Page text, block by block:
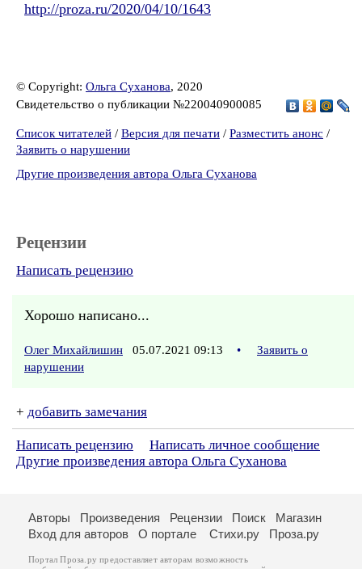
http://proza.ru/2020/04/10/1643
© Copyright: Ольга Суханова, 2020
Свидетельство о публикации №220040900085
Список читателей / Версия для печати / Разместить анонс /
Заявить о нарушении
Другие произведения автора Ольга Суханова
Рецензии
Написать рецензию
Хорошо написано...
Олег Михайлишин 05.07.2021 09:13 •
Заявить о
нарушении
+ добавить замечания
Написать рецензию
Написать личное сообщение
Другие произведения автора Ольга Суханова
Авторы Произведения Рецензии Поиск
Магазин
Вход для авторов
О портале Стихи.ру Проза.ру
Портал Проза.ру предоставляет авторам возможность